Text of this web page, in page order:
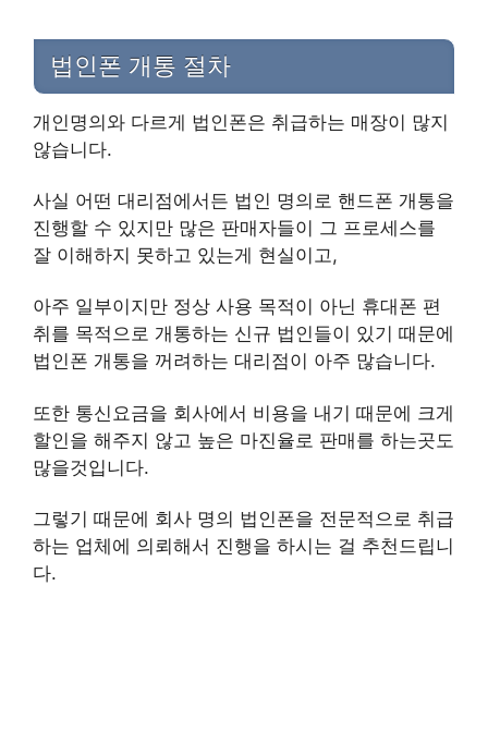
법인폰 개통 절차
개인명의와 다르게 법인폰은 취급하는 매장이 많지
않습니다.
사실 어떤 대리점에서든 법인 명의로 핸드폰 개통을
진행할 수 있지만 많은 판매자들이 그 프로세스를
잘 이해하지 못하고 있는게 현실이고,
아주 일부이지만 정상 사용 목적이 아닌 휴대폰 편
취를 목적으로 개통하는 신규 법인들이 있기 때문에
법인폰 개통을 꺼려하는 대리점이 아주 많습니다.
또한 통신요금을 회사에서 비용을 내기 때문에 크게
할인을 해주지 않고 높은 마진율로 판매를 하는곳도
많을것입니다.
그렇기 때문에 회사 명의 법인폰을 전문적으로 취급
하는 업체에 의뢰해서 진행을 하시는 걸 추천드립니
다.